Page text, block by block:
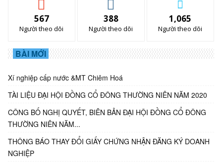
567
Người theo dõi
388
Người theo dõi
1,065
Người theo dõi
BÀI MỚI
Xí nghiệp cấp nước &MT Chiêm Hoá
TÀI LIỆU ĐẠI HỘI ĐỒNG CỔ ĐÔNG THƯỜNG NIÊN NĂM 2020
CÔNG BỐ NGHỊ QUYẾT, BIÊN BẢN ĐẠI HỘI ĐỒNG CỔ ĐÔNG
THƯỜNG NIÊN NĂM...
THÔNG BÁO THAY ĐỔI GIẤY CHỨNG NHẬN ĐĂNG KÝ DOANH
NGHIỆP